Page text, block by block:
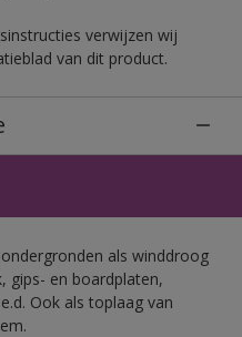
verwijzen wij
van dit product.
als winddroog
gips- en boardplaten,
Ook als toplaag van